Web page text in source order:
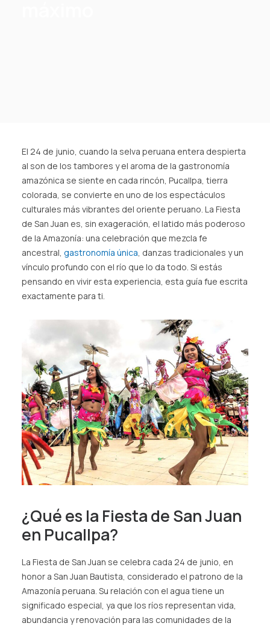
El 24 de junio, cuando la selva peruana entera despierta
al son de los tambores y el aroma de la gastronomía
amazónica se siente en cada rincón, Pucallpa, tierra
colorada, se convierte en uno de los espectáculos
culturales más vibrantes del oriente peruano. La Fiesta
de San Juan es, sin exageración, el latido más poderoso
de la Amazonía: una celebración que mezcla fe
ancestral, gastronomía única, danzas tradicionales y un
vínculo profundo con el río que lo da todo. Si estás
pensando en vivir esta experiencia, esta guía fue escrita
exactamente para ti.
¿Qué es la Fiesta de San Juan
en Pucallpa?
La Fiesta de San Juan se celebra cada 24 de junio, en
honor a San Juan Bautista, considerado el patrono de la
Amazonía peruana. Su relación con el agua tiene un
significado especial, ya que los ríos representan vida,
abundancia y renovación para las comunidades de la